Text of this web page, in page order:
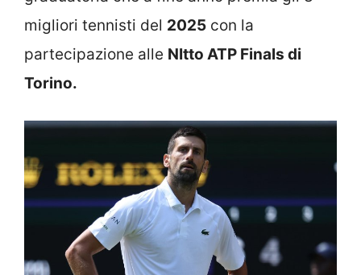
migliori tennisti del 2025 con la
partecipazione alle NItto ATP Finals di
Torino.